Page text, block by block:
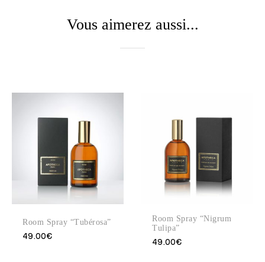
Vous aimerez aussi...
Room Spray “Tubérosa”
49.00€
Room Spray “Nigrum
Tulipa”
49.00€